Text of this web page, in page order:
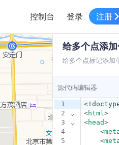
控制台 登录 注册
高级地图工具
自定义地图
地图数据可视化 (LOCA)
地图数据中心 (GeoHUB)
智慧物流
针对物流行业提供解决方案
电商
电商物流行业解决方案
地址服务
综合地址服务，满足客户全景化需求
企业智图
鸿蒙星河版平台
鸿蒙星河版定位SDK HOT
鸿蒙星河版导航SDK NEW
给多个点添
给多个点标记添加
源代码编辑器
1
2
3
4
5
⌄
⌄
<html >
<head>
    <
    <